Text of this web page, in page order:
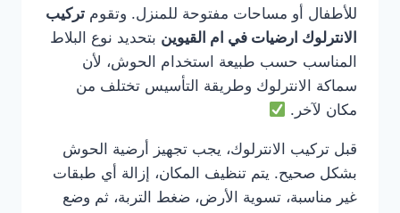
للأطفال أو مساحات مفتوحة للمنزل. وتقوم تركيب
الانترلوك ارضيات في ام القيوين بتحديد نوع البلاط
المناسب حسب طبيعة استخدام الحوش، لأن
سماكة الانترلوك وطريقة التأسيس تختلف من
مكان لآخر.
قبل تركيب الانترلوك، يجب تجهيز أرضية الحوش
بشكل صحيح. يتم تنظيف المكان، إزالة أي طبقات
غير مناسبة، تسوية الأرض، ضغط التربة، ثم وضع